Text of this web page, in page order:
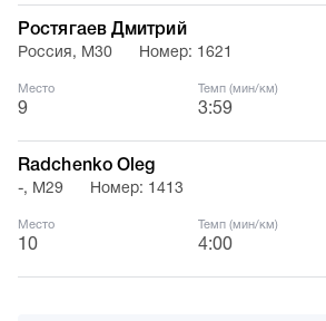
Ростягаев Дмитрий
Россия, М30 Номер: 1621
Место
9
Темп (мин/км)
3:59
Radchenko Oleg
-, М29 Номер: 1413
Место
10
Темп (мин/км)
4:00